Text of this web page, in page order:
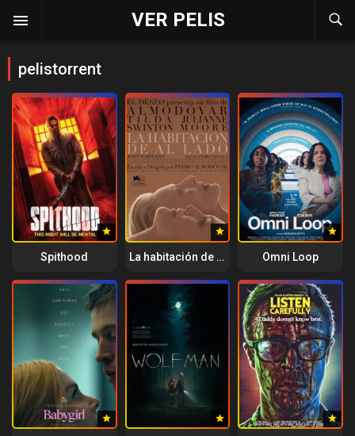
VER PELIS
pelistorrent
Spithood La habitación de al lado Omni Loop